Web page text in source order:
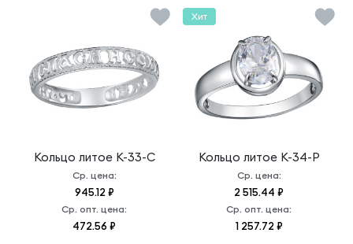
Кольцо литое К-33-С
Ср. цена:
945.12 ₽
Ср. опт. цена:
472.56 ₽
Кольцо литое К-34-Р
Ср. цена:
2 515.44 ₽
Ср. опт. цена:
1 257.72 ₽
Хит